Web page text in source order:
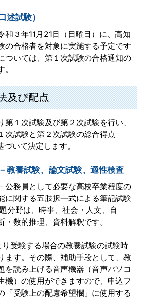
述試験）
和３年11月21日（日曜日）に、高知
の合格者を対象に実施する予定です
ついては、第１次試験の合格通知の
及び配点
第１次試験及び第２次試験を行い、
次試験と第２次試験の総合得点
づいて決定します。
教養試験、論文試験、適性検査
公務員として必要な高校卒業程度の
に関する五肢択一式による筆記試験
分野は、時事、社会・人文、自
・数的推理、資料解釈です。
受験する場合の教養試験の試験時
ます。その際、補助手段として、教
を読み上げる音声機器（音声パソコ
機）の使用ができますので、申込フ
「受験上の配慮希望欄」に使用する